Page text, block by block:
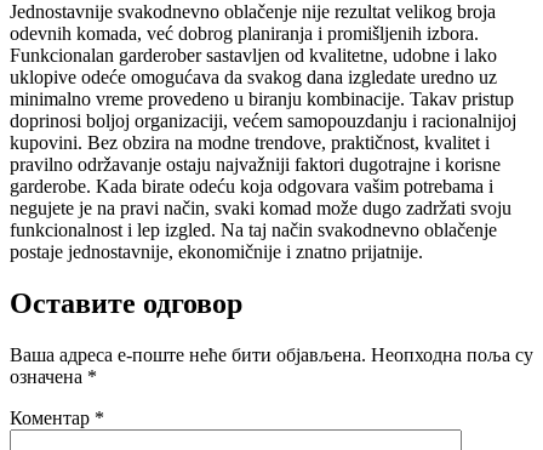
Jednostavnije svakodnevno oblačenje nije rezultat velikog broja
odevnih komada, već dobrog planiranja i promišljenih izbora.
Funkcionalan garderober sastavljen od kvalitetne, udobne i lako
uklopive odeće omogućava da svakog dana izgledate uredno uz
minimalno vreme provedeno u biranju kombinacije. Takav pristup
doprinosi boljoj organizaciji, većem samopouzdanju i racionalnijoj
kupovini. Bez obzira na modne trendove, praktičnost, kvalitet i
pravilno održavanje ostaju najvažniji faktori dugotrajne i korisne
garderobe. Kada birate odeću koja odgovara vašim potrebama i
negujete je na pravi način, svaki komad može dugo zadržati svoju
funkcionalnost i lep izgled. Na taj način svakodnevno oblačenje
postaje jednostavnije, ekonomičnije i znatno prijatnije.
Оставите одговор
Ваша адреса е-поште неће бити објављена. Неопходна поља су
означена *
Коментар *